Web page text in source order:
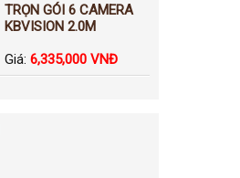
TRỌN GÓI 6 CAMERA
KBVISION 2.0M
Giá: 6,335,000 VNĐ